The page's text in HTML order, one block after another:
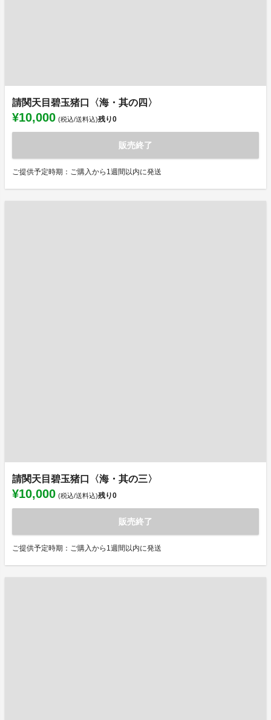
請関天目碧玉猪口〈海・其の四〉
¥10,000 (税込/送料込)残り0
販売終了
ご提供予定時期：ご購入から1週間以内に発送
請関天目碧玉猪口〈海・其の三〉
¥10,000 (税込/送料込)残り0
販売終了
ご提供予定時期：ご購入から1週間以内に発送